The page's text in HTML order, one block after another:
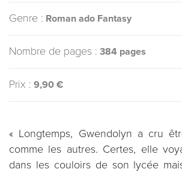
Genre : Roman ado Fantasy
Nombre de pages : 384 pages
Prix : 9,90 €
« Longtemps, Gwendolyn a cru
comme les autres. Certes, elle
dans les couloirs de son lycée